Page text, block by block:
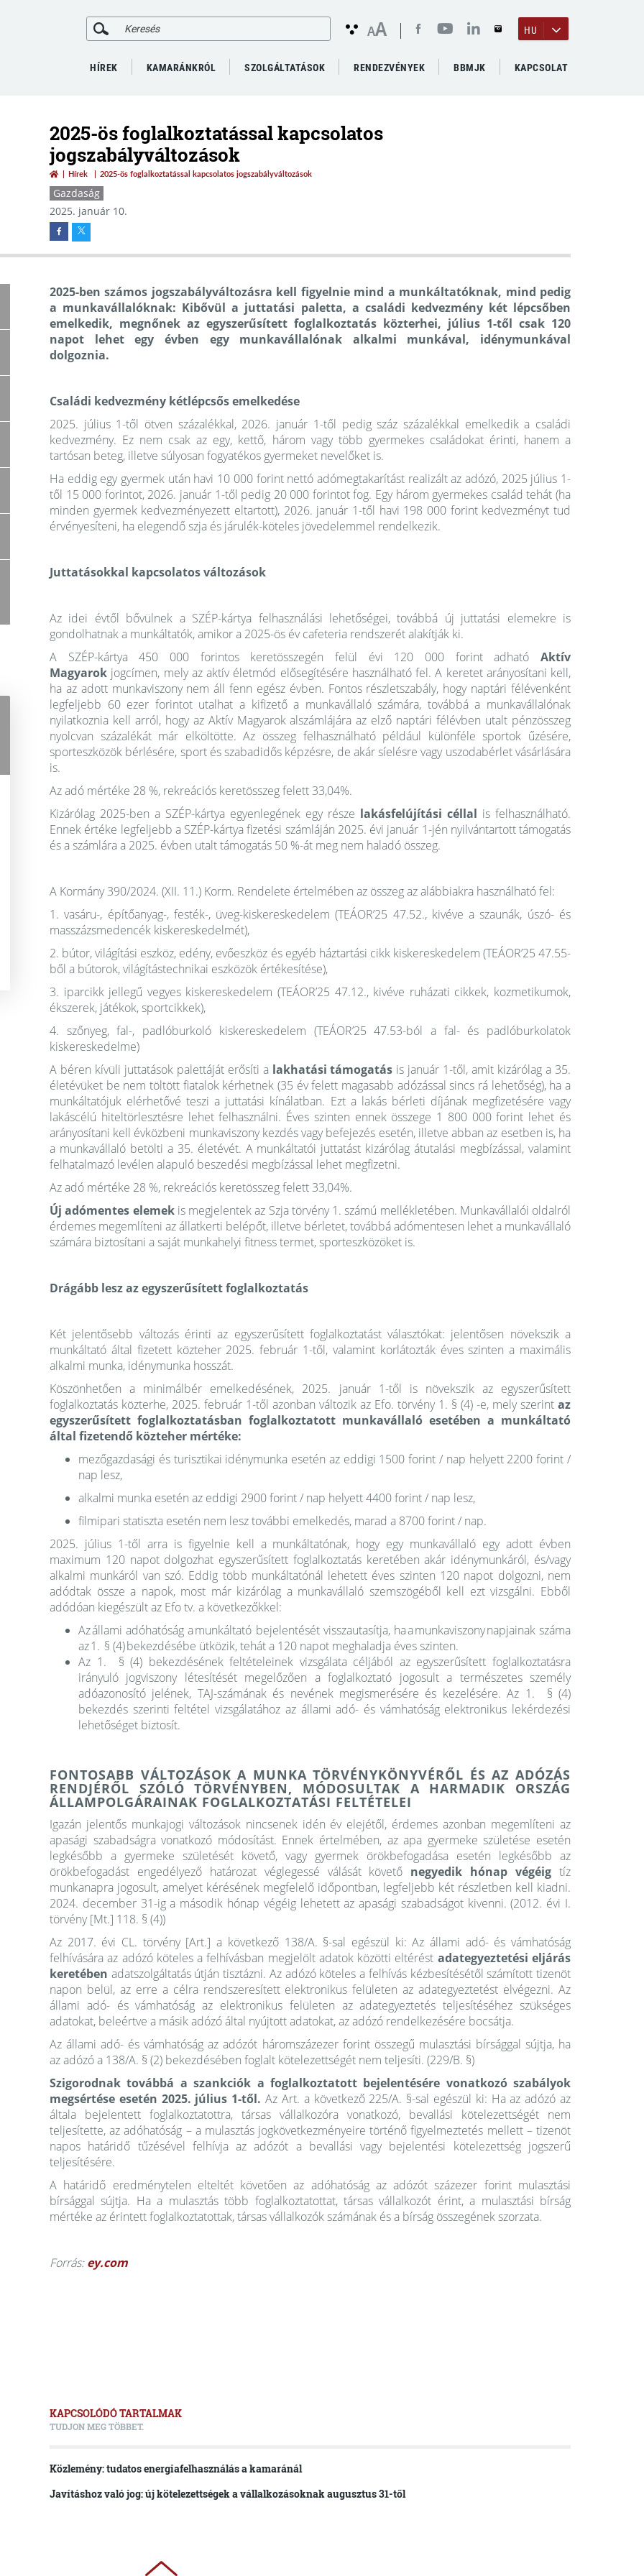
AA HU
HÍREK KAMARÁNKRÓL SZOLGÁLTATÁSOK RENDEZVÉNYEK BBMJK KAPCSOLAT
2025-ös foglalkoztatással kapcsolatos
jogszabályváltozások
Hírek 2025-ös foglalkoztatással kapcsolatos jogszabályváltozások
Gazdaság
2025. január 10.
2025-ben számos jogszabályváltozásra kell figyelnie mind a munkáltatóknak, mind pedig
a munkavállalóknak: Kibővül a juttatási paletta, a családi kedvezménykét lépcsőben
emelkedik, megnőnek az egyszerűsített foglalkoztatás közterhei, július 1-től csak 120
napot lehet egy évben egy munkavállalónak alkalmi munkával, idénymunkával
dolgoznia.
Családi kedvezmény kétlépcsős emelkedése
2025. július 1-től ötven százalékkal, 2026. január 1-től pedig száz százalékkal emelkedik a családi
kedvezmény. Ez nem csak az egy, kettő, három vagy több gyermekes családokat érinti, hanem a
tartósan beteg, illetve súlyosan fogyatékos gyermeket nevelőket is.
Ha eddig egy gyermek után havi 10 000 forint nettó adómegtakarítást realizált az adózó, 2025 július 1-
től 15 000 forintot, 2026. január 1-től pedig 20 000 forintot fog. Egy három gyermekes család tehát (ha
minden gyermek kedvezményezett eltartott), 2026. január 1-től havi 198 000 forint kedvezményt tud
érvényesíteni, ha elegendő szja és járulék-köteles jövedelemmel rendelkezik.
Juttatásokkal kapcsolatos változások
Az idei évtől bővülnek a SZÉP-kártya felhasználási lehetőségei, továbbá új juttatási elemekre is
gondolhatnak a munkáltatók, amikor a 2025-ös év cafeteria rendszerét alakítják ki.
A SZÉP-kártya 450 000 forintos keretösszegén felül évi 120 000 forint adható Aktív
Magyarok jogcímen, mely az aktív életmód elősegítésére használható fel. A keretet arányosítani kell,
ha az adott munkaviszony nem áll fenn egész évben. Fontos részletszabály, hogy naptári félévenként
legfeljebb 60 ezer forintot utalhat a kifizető a munkavállaló számára, továbbá a munkavállalónak
nyilatkoznia kell arról, hogy az Aktív Magyarok alszámlájára az elző naptári félévben utalt pénzösszeg
nyolcvan százalékát már elköltötte. Az összeg felhasználható például különféle sportok űzésére,
sporteszközök bérlésére, sport és szabadidős képzésre, de akár síelésre vagy uszodabérlet vásárlására
is.
Az adó mértéke 28 %, rekreációs keretösszeg felett 33,04%.
Kizárólag 2025-ben a SZÉP-kártya egyenlegének egy része lakásfelújítási céllal is felhasználható.
Ennek értéke legfeljebb a SZÉP-kártya fizetési számláján 2025. évi január 1-jén nyilvántartott támogatás
és a számlára a 2025. évben utalt támogatás 50 %-át meg nem haladó összeg.
A Kormány 390/2024. (XII. 11.) Korm. Rendelete értelmében az összeg az alábbiakra használható fel:
1. vasáru-, építőanyag-, festék-, üveg-kiskereskedelem (TEÁOR’25 47.52., kivéve a szaunák, úszó- és
masszázsmedencék kiskereskedelmét), ​
2. bútor, világítási eszköz, edény, evőeszköz és egyéb háztartási cikk kiskereskedelem (TEÁOR’25 47.55-
ből a bútorok, világítástechnikai eszközök értékesítése), ​
3. iparcikk jellegű vegyes kiskereskedelem (TEÁOR’25 47.12., kivéve ruházati cikkek, kozmetikumok,
ékszerek, játékok, sportcikkek), ​
4. szőnyeg, fal-, padlóburkoló kiskereskedelem (TEÁOR’25 47.53-ból a fal- és padlóburkolatok
kiskereskedelme)
A béren kívüli juttatások palettáját erősíti a lakhatási támogatás is január 1-től, amit kizárólag a 35.
életévüket be nem töltött fiatalok kérhetnek (35 év felett magasabb adózással sincs rá lehetőség), ha a
munkáltatójuk elérhetővé teszi a juttatási kínálatban. Ezt a lakás bérleti díjának megfizetésére vagy
lakáscélú hiteltörlesztésre lehet felhasználni. Éves szinten ennek összege 1 800 000 forint lehet és
arányosítani kell évközbeni munkaviszony kezdés vagy befejezés esetén, illetve abban az esetben is, ha
a munkavállaló betölti a 35. életévét. A munkáltatói juttatást kizárólag átutalási megbízással, valamint
felhatalmazó levélen alapuló beszedési megbízással lehet megfizetni.
Az adó mértéke 28 %, rekreációs keretösszeg felett 33,04%.
Új adómentes elemekis megjelentek az Szja törvény 1. számú mellékletében. Munkavállalói oldalról
érdemes megemlíteni az állatkerti belépőt, illetve bérletet, továbbá adómentesen lehet a munkavállaló
számára biztosítani a saját munkahelyi fitness termet, sporteszközöket is.
Drágább lesz az egyszerűsített foglalkoztatás
Két jelentősebb változás érinti az egyszerűsített foglalkoztatást választókat: jelentősen növekszik a
munkáltató által fizetett közteher 2025. február 1-től, valamint korlátozták éves szinten a maximális
alkalmi munka, idénymunka hosszát.
Köszönhetően a minimálbér emelkedésének, 2025. január 1-től is növekszik az egyszerűsített
foglalkoztatás közterhe, 2025. február 1-től azonban változik az Efo. törvény 1. § (4) -e, mely szerint az
egyszerűsített foglalkoztatásban foglalkoztatott munkavállaló esetében a munkáltató
által fizetendő közteher mértéke:
mezőgazdasági és turisztikai idénymunka esetén az eddigi 1500 forint / nap helyett 2200 forint /
nap lesz,
alkalmi munka esetén az eddigi 2900 forint / nap helyett 4400 forint / nap lesz,
filmipari statiszta esetén nem lesz további emelkedés, marad a 8700 forint / nap.
2025. július 1-től arra is figyelnie kell a munkáltatónak, hogy egy munkavállaló egy adott évben
maximum 120 napot dolgozhat egyszerűsített foglalkoztatás keretében akár idénymunkáról, és/vagy
alkalmi munkáról van szó. Eddig több munkáltatónál lehetett éves szinten 120 napot dolgozni, nem
adódtak össze a napok, most már kizárólag a munkavállaló szemszögéből kell ezt vizsgálni. Ebből
adódóan kiegészült az Efo tv. a következőkkel:
Az állami adóhatóság a munkáltató bejelentését visszautasítja, ha a munkaviszony napjainak száma
az 1. § (4) bekezdésébe ütközik, tehát a 120 napot meghaladja éves szinten.
Az 1. § (4) bekezdésének feltételeinek vizsgálata céljából az egyszerűsített foglalkoztatásra
irányuló jogviszony létesítését megelőzően a foglalkoztató jogosult a természetes személy
adóazonosító jelének, TAJ-számának és nevének megismerésére és kezelésére. Az 1. § (4)
bekezdés szerinti feltétel vizsgálatához az állami adó- és vámhatóság elektronikus lekérdezési
lehetőséget biztosít.
FONTOSABB VÁLTOZÁSOK A MUNKA TÖRVÉNYKÖNYVÉRŐL ÉS AZ ADÓZÁS
RENDJÉRŐL SZÓLÓ TÖRVÉNYBEN, MÓDOSULTAK A HARMADIK ORSZÁG
ÁLLAMPOLGÁRAINAK FOGLALKOZTATÁSI FELTÉTELEI
Igazán jelentős munkajogi változások nincsenek idén év elejétől, érdemes azonban megemlíteni az
apasági szabadságra vonatkozó módosítást. Ennek értelmében, az apa gyermeke születése esetén
legkésőbb a gyermeke születését követő, vagy gyermek örökbefogadása esetén legkésőbb az
örökbefogadást engedélyező határozat véglegessé válását követő negyedik hónap végéig tíz
munkanapra jogosult, amelyet kérésének megfelelő időpontban, legfeljebb két részletben kell kiadni.
2024. december 31-ig a második hónap végéig lehetett az apasági szabadságot kivenni. (2012. évi I.
törvény [Mt.] 118. § (4))
Az 2017. évi CL. törvény [Art.] a következő 138/A. §-sal egészül ki: Az állami adó- és vámhatóság
felhívására az adózó köteles a felhívásban megjelölt adatok közötti eltérést adategyeztetési eljárás
keretében adatszolgáltatás útján tisztázni. Az adózó köteles a felhívás kézbesítésétől számított tizenöt
napon belül, az erre a célra rendszeresített elektronikus felületen az adategyeztetést elvégezni. Az
állami adó- és vámhatóság az elektronikus felületen az adategyeztetés teljesítéséhez szükséges
adatokat, beleértve a másik adózó által nyújtott adatokat, az adózó rendelkezésére bocsátja.
Az állami adó- és vámhatóság az adózót háromszázezer forint összegű mulasztási bírsággal sújtja, ha
az adózó a 138/A. § (2) bekezdésében foglalt kötelezettségét nem teljesíti. (229/B. §)
Szigorodnak továbbá a szankciók a foglalkoztatott bejelentésére vonatkozó szabályok
megsértése esetén 2025. július 1-től. Az Art. a következő 225/A. §-sal egészül ki: Ha az adózó az
általa bejelentett foglalkoztatottra, társas vállalkozóra vonatkozó, bevallási kötelezettségét nem
teljesítette, az adóhatóság – a mulasztás jogkövetkezményeire történő figyelmeztetés mellett – tizenöt
napos határidő tűzésével felhívja az adózót a bevallási vagy bejelentési kötelezettség jogszerű
teljesítésére.
A határidő eredménytelen elteltét követően az adóhatóság az adózót százezer forint mulasztási
bírsággal sújtja. Ha a mulasztás több foglalkoztatottat, társas vállalkozót érint, a mulasztási bírság
mértéke az érintett foglalkoztatottak, társas vállalkozók számának és a bírság összegének szorzata.
Forrás:ey.com
KAPCSOLÓDÓ TARTALMAK
TUDJON MEG TÖBBET.
Közlemény: tudatos energiafelhasználás a kamaránál
Javításhoz való jog: új kötelezettségek a vállalkozásoknak augusztus 31-től